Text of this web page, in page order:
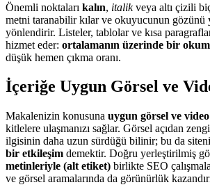
Önemli noktaları kalın, italikveya altı çizili
metni taranabilir kılar ve okuyucunun gözünü
yönlendirir. Listeler, tablolar ve kısa
hizmet eder: ortalamanın üzerinde bir
düşük hemen çıkma oranı.
İçeriğe Uygun Görsel ve
Makalenizin konusuna uygun görsel ve video
kitlelere ulaşmanızı sağlar. Görsel açıdan
ilgisinin daha uzun sürdüğü bilinir; bu da
bir etkileşim demektir. Doğru yerleştirilmiş
metinleriyle (alt etiket) birlikte SEO
ve görsel aramalarında da görünürlük